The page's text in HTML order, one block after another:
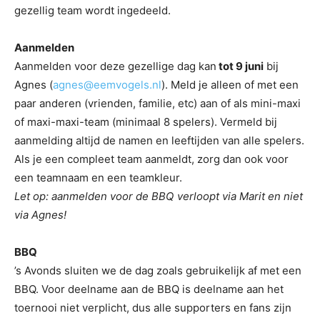
gezellig team wordt ingedeeld.
Aanmelden
Aanmelden voor deze gezellige dag kan tot 9 juni bij
Agnes (agnes@eemvogels.nl). Meld je alleen of met een
paar anderen (vrienden, familie, etc) aan of als mini-maxi
of maxi-maxi-team (minimaal 8 spelers). Vermeld bij
aanmelding altijd de namen en leeftijden van alle spelers.
Als je een compleet team aanmeldt, zorg dan ook voor
een teamnaam en een teamkleur.
Let op: aanmelden voor de BBQ verloopt via Marit en niet
via Agnes!
BBQ
’s Avonds sluiten we de dag zoals gebruikelijk af met een
BBQ. Voor deelname aan de BBQ is deelname aan het
toernooi niet verplicht, dus alle supporters en fans zijn